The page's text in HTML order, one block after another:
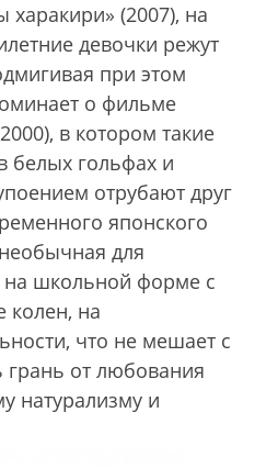
(2007), на
девочки режут
при этом
о фильме
в котором такие
белых гольфах и
отрубают друг
японского
для
на школьной форме с
на
что не мешает с
грань от любования
натурализму и